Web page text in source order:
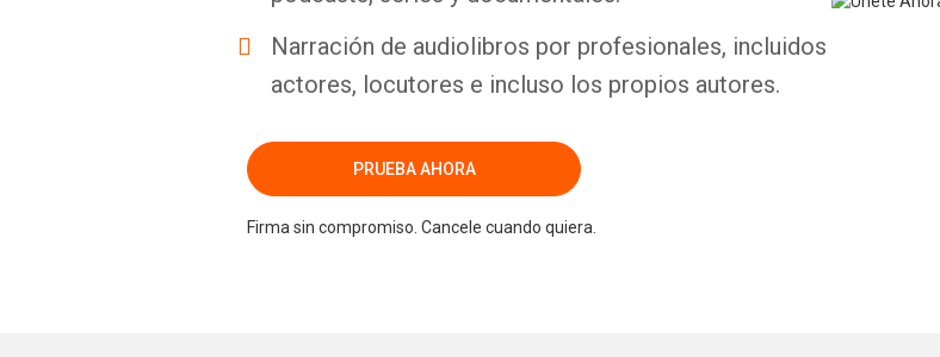
Narración de audiolibros por profesionales, incluidos
actores, locutores e incluso los propios autores.
PRUEBA AHORA
Firma sin compromiso. Cancele cuando quiera.